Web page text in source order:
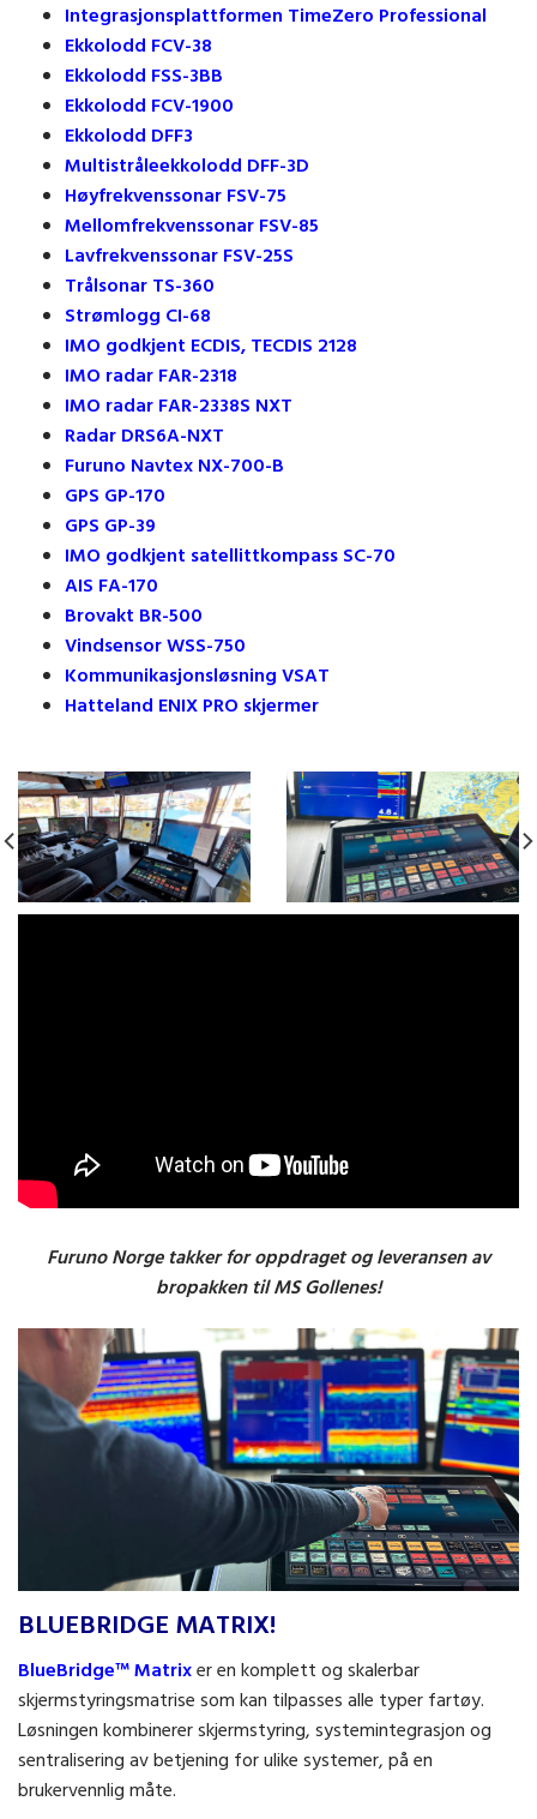
Integrasjonsplattformen TimeZero Professional
Ekkolodd FCV-38
Ekkolodd FSS-3BB
Ekkolodd FCV-1900
Ekkolodd DFF3
Multistråleekkolodd DFF-3D
Høyfrekvenssonar FSV-75
Mellomfrekvenssonar FSV-85
Lavfrekvenssonar FSV-25S
Trålsonar TS-360
Strømlogg CI-68
IMO godkjent ECDIS, TECDIS 2128
IMO radar FAR-2318
IMO radar FAR-2338S NXT
Radar DRS6A-NXT
Furuno Navtex NX-700-B
GPS GP-170
GPS GP-39
IMO godkjent satellittkompass SC-70
AIS FA-170
Brovakt BR-500
Vindsensor WSS-750
Kommunikasjonsløsning VSAT
Hatteland ENIX PRO skjermer
Furuno Norge takker for oppdraget og leveransen av
bropakken til MS Gollenes!
BLUEBRIDGE MATRIX!
BlueBridge™ Matrixer en komplett og skalerbar
skjermstyringsmatrise som kan tilpasses alle typer fartøy.
Løsningen kombinerer skjermstyring, systemintegrasjon og
sentralisering av betjening for ulike systemer, på en
brukervennlig måte.